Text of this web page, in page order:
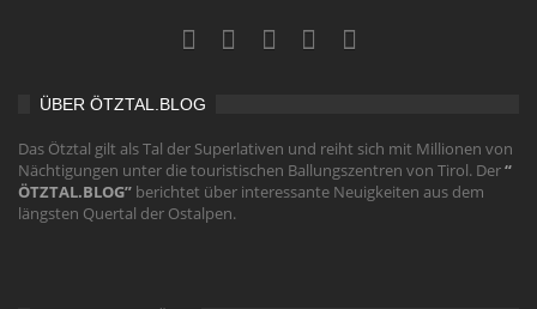
ÜBER ÖTZTAL.BLOG
Das Ötztal gilt als Tal der Superlativen und reiht sich mit Millionen von
Nächtigungen unter die touristischen Ballungszentren von Tirol. Der“
ÖTZTAL.BLOG” berichtet über interessante Neuigkeiten aus dem
längsten Quertal der Ostalpen.